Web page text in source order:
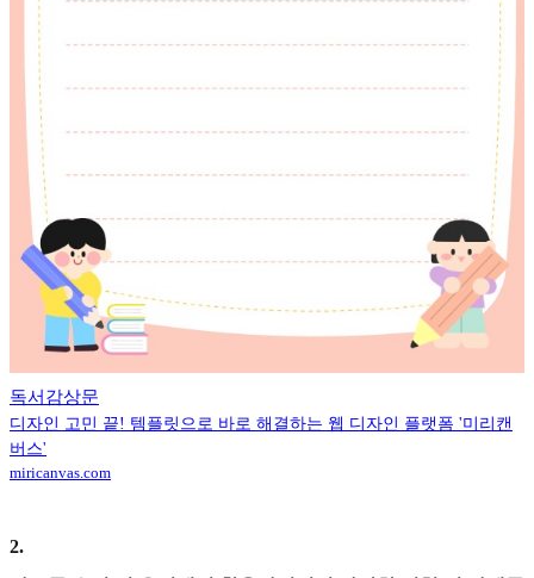
독서감상문
디자인 고민 끝! 템플릿으로 바로 해결하는 웹 디자인 플랫폼 '미리캔
버스'
miricanvas.com
2.